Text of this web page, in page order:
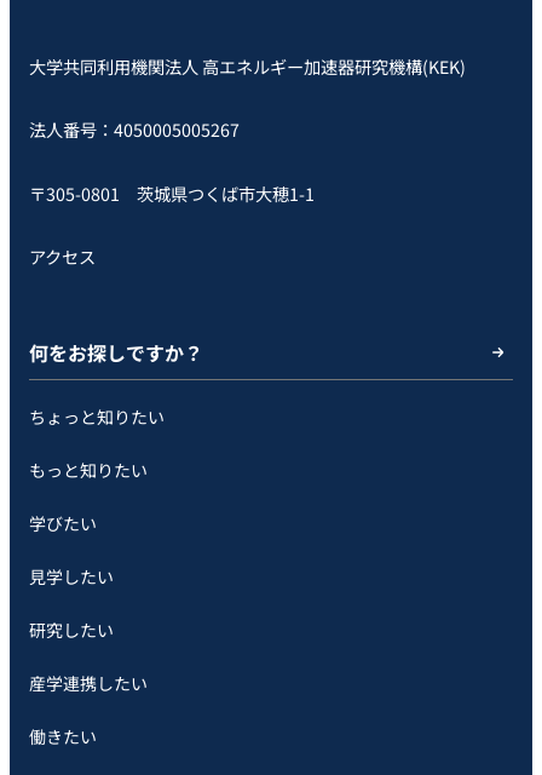
大学共同利用機関法人 高エネルギー加速器研究機構(KEK)
法人番号：4050005005267
〒305-0801 茨城県つくば市大穂1-1
アクセス
何をお探しですか？
ちょっと知りたい
もっと知りたい
学びたい
見学したい
研究したい
産学連携したい
働きたい